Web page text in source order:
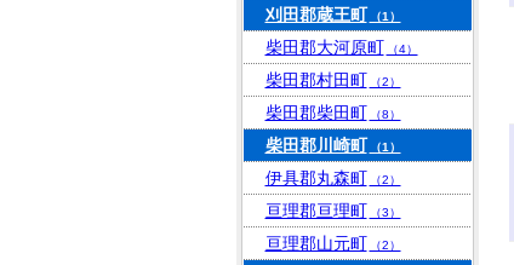
刈田郡蔵王町 （1）
柴田郡大河原町 （4）
柴田郡村田町 （2）
柴田郡柴田町 （8）
柴田郡川崎町 （1）
伊具郡丸森町 （2）
亘理郡亘理町 （3）
亘理郡山元町 （2）